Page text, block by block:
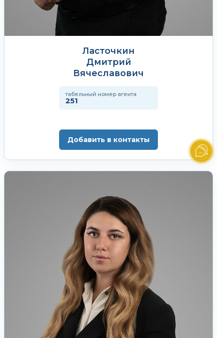
Ласточкин
Дмитрий
Вячеславович
табельный номер агента
251
Добавить в контакты